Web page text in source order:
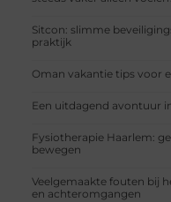
Sitcon: slimme
praktijk
Oman vakantie tips voor
Een uitdagend avontuur
Fysiotherapie Haarlem:
bewegen
Veelgemaakte fouten bij
en achteromgangen